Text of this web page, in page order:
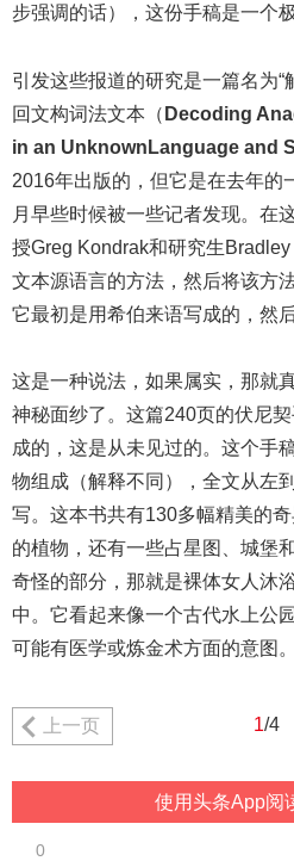
步强调的话），这份手稿是一个
引发这些报道的研究是一篇名为
回文构词法文本（ Decoding
in an UnknownLanguage and
2016年出版的，但它是在去年的
月早些时候被一些记者发现。在
授Greg Kondrak和研究生
文本源语言的方法，然后将该方
它最初是用希伯来语写成的，然
这是一种说法，如果属实，那就
神秘面纱了。这篇240页的伏尼
成的，这是从未见过的。这个手
物组成（解释不同），全文从左
写。这本书共有130多幅精美的
的植物，还有一些占星图、城堡
奇怪的部分，那就是裸体女人沐
中。它看起来像一个古代水上公
可能有医学或炼金术方面的意图。
上一页 1/4
使用头条App阅
0